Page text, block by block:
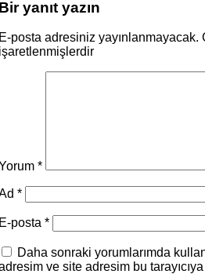
yanıt yazın
posta adresiniz yayınlanmayacak.
*
*
posta *
Daha sonraki yorumlarımda
ve site adresim bu